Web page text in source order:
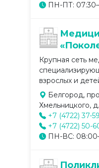
ПН-ПТ:
Крупная сеть
взрослых и
Белгород,
Хмельницкого,
+7 (4722) 37-
+7 (4722) 50-
ПН-ВС: